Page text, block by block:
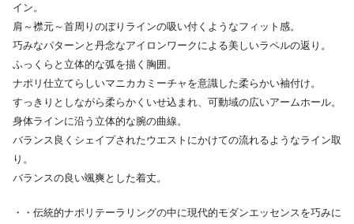
イン。
肩～襟元～首周りのぼりラインの吸い付くようなフィット感。
巧みなパターンと丹念なアイロンワークによる美しいラペルの返り。
ふっくらと立体的な弧を描く胸囲。
ナポリ仕立てらしいマニカカミーチャを意識した柔らかい袖付け。
すっきりとしながら柔らかくいせ込まれ、可動域の広いアームホール。
身体ラインに沿う立体的な腕の曲線。
バランス良くシェイプされたウエストにかけての流れるようなライン取
り。
バランスの良い颯爽とした着丈。
・・伝統的ナポリテーラリングの中に現代的モダンエッセンスを巧みに